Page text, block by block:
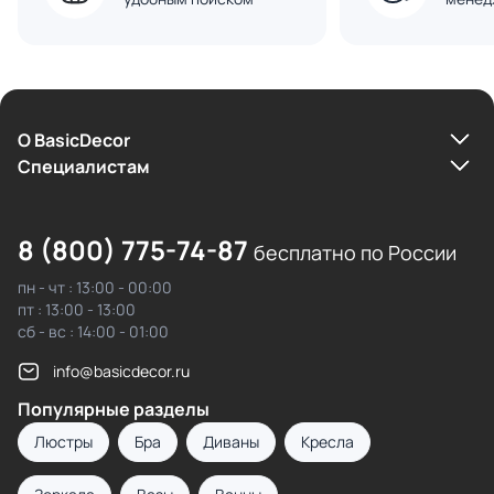
О BasicDecor
Cпециалистам
8 (800) 775-74-87 бесплатно по России
пн - чт : 13:00 - 00:00
пт : 13:00 - 13:00
сб - вс : 14:00 - 01:00
info@basicdecor.ru
Популярные разделы
Люстры Бра Диваны Кресла